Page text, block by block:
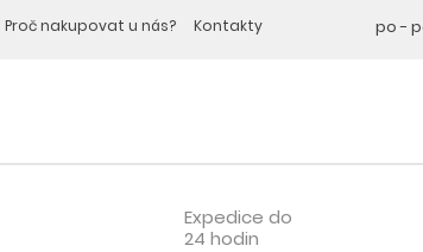
Proč nakupovat u nás? Kontakty po -
Expedice do
24 hodin